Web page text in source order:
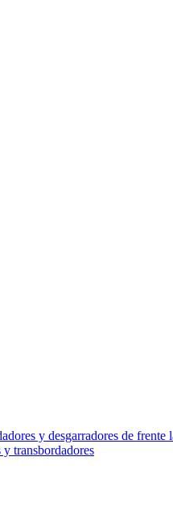
y desgarradores de frente
y transbordadores